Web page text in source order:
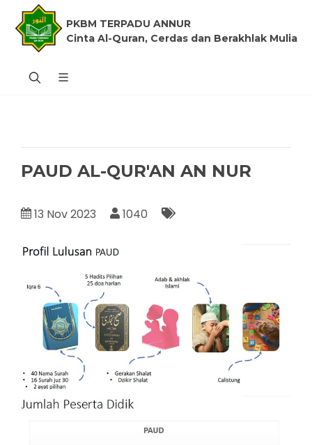
PKBM TERPADU ANNUR
Cinta Al-Quran, Cerdas dan Berakhlak Mulia
PAUD AL-QUR'AN AN NUR
13 Nov 2023 1040